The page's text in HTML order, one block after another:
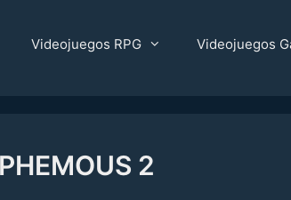
Videojuegos RPG Videojuegos
2